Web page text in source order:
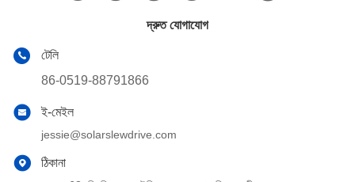
দ্রুত যোগাযোগ
টেলি
86-0519-88791866
ই-মেইল
jessie@solarslewdrive.com
ঠিকানা